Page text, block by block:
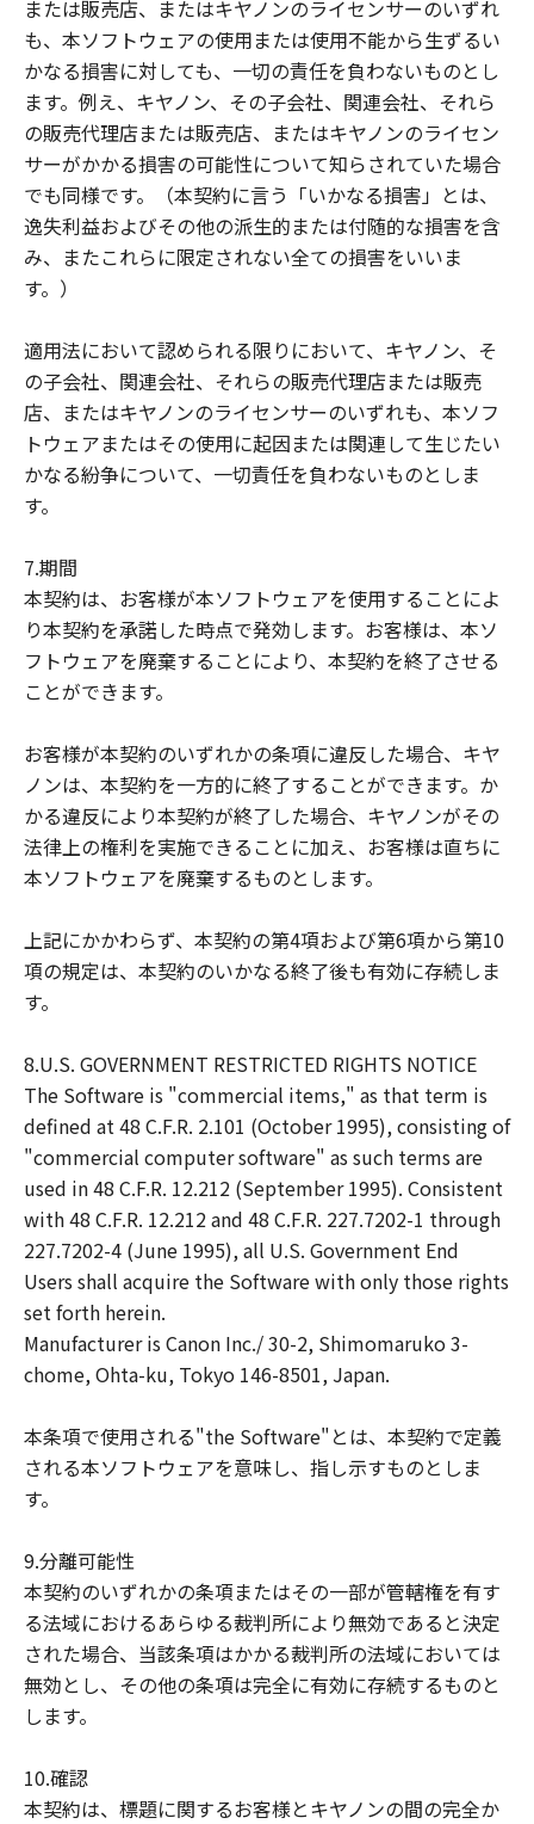
または販売店、またはキヤノンのライセンサーのいずれ
も、本ソフトウェアの使用または使用不能から生ずるい
かなる損害に対しても、一切の責任を負わないものとし
ます。例え、キヤノン、その子会社、関連会社、それら
の販売代理店または販売店、またはキヤノンのライセン
サーがかかる損害の可能性について知らされていた場合
でも同様です。（本契約に言う「いかなる損害」とは、
逸失利益およびその他の派生的または付随的な損害を含
み、またこれらに限定されない全ての損害をいいま
す。）
適用法において認められる限りにおいて、キヤノン、そ
の子会社、関連会社、それらの販売代理店または販売
店、またはキヤノンのライセンサーのいずれも、本ソフ
トウェアまたはその使用に起因または関連して生じたい
かなる紛争について、一切責任を負わないものとしま
す。
7.期間
本契約は、お客様が本ソフトウェアを使用することによ
り本契約を承諾した時点で発効します。お客様は、本ソ
フトウェアを廃棄することにより、本契約を終了させる
ことができます。
お客様が本契約のいずれかの条項に違反した場合、キヤ
ノンは、本契約を一方的に終了することができます。か
かる違反により本契約が終了した場合、キヤノンがその
法律上の権利を実施できることに加え、お客様は直ちに
本ソフトウェアを廃棄するものとします。
上記にかかわらず、本契約の第4項および第6項から第10
項の規定は、本契約のいかなる終了後も有効に存続しま
す。
8.U.S. GOVERNMENT RESTRICTED RIGHTS NOTICE
The Software is "commercial items," as that term is
defined at 48 C.F.R. 2.101 (October 1995), consisting of
"commercial computer software" as such terms are
used in 48 C.F.R. 12.212 (September 1995). Consistent
with 48 C.F.R. 12.212 and 48 C.F.R. 227.7202-1 through
227.7202-4 (June 1995), all U.S. Government End
Users shall acquire the Software with only those rights
set forth herein.
Manufacturer is Canon Inc./ 30-2, Shimomaruko 3-
chome, Ohta-ku, Tokyo 146-8501, Japan.
本条項で使用される"the Software"とは、本契約で定義
される本ソフトウェアを意味し、指し示すものとしま
す。
9.分離可能性
本契約のいずれかの条項またはその一部が管轄権を有す
る法域におけるあらゆる裁判所により無効であると決定
された場合、当該条項はかかる裁判所の法域においては
無効とし、その他の条項は完全に有効に存続するものと
します。
10.確認
本契約は、標題に関するお客様とキヤノンの間の完全か